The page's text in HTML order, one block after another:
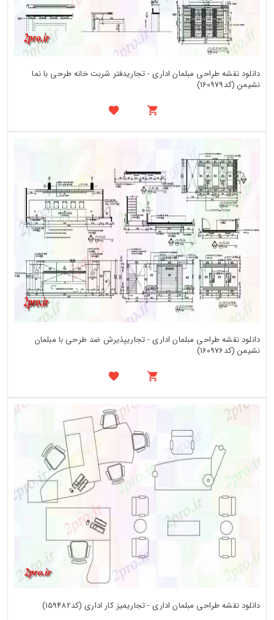
دانلود نقشه طراحی مبلمان اداری - تجاریدفتر شربت خانه طرحی با نما
نشیمن (کد160979)
دانلود نقشه طراحی مبلمان اداری - تجاریپذیرش ضد طرحی با مبلمان
نشیمن (کد160976)
دانلود نقشه طراحی مبلمان اداری - تجاریمیز کار اداری (کد159482)